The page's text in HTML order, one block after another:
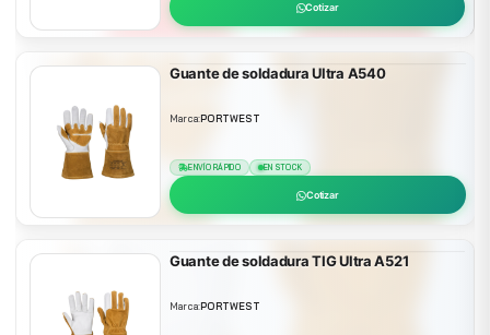
Cotizar
Guante de soldadura Ultra A540
Marca:PORTWEST
ENVÍO RÁPIDO EN STOCK
Cotizar
Guante de soldadura TIG Ultra A521
Marca:PORTWEST